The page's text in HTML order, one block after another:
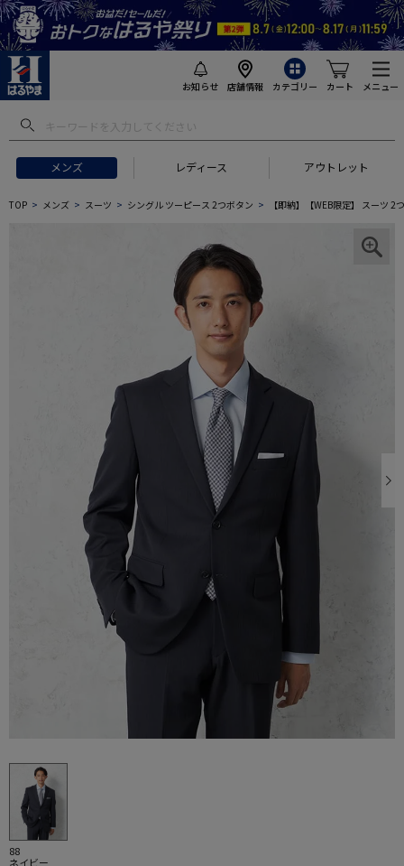
お知らせ 店舗情報 カテゴリー カート メニュー
メンズ レディース アウトレット
TOP メンズ スーツ シングル ツーピース 2つボタン 【即納】【WEB限定】 スーツ
88
ネイビー